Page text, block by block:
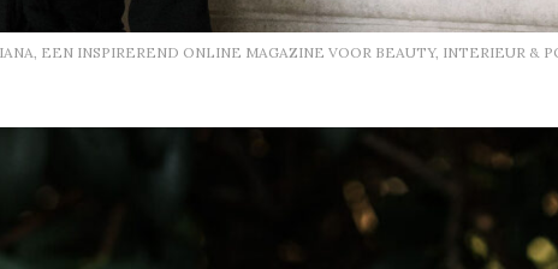
EEN INSPIREREND ONLINE MAGAZINE VOOR BEAUTY, INTERIEUR &